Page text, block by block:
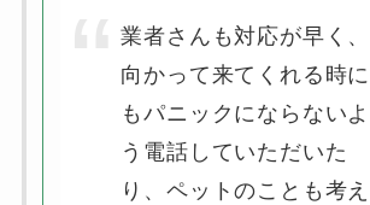
業者さんも対応が早く、
向かって来てくれる時に
もパニックにならないよ
う電話していただいた
り、ペットのことも考え